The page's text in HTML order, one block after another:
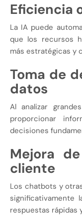
Eficiencia
La IA puede
que los recursos
más estratégicas y
Toma de
datos
Al analizar
proporcionar
decisiones
Mejora
cliente
Los chatbots y
significativamente
respuestas rápidas